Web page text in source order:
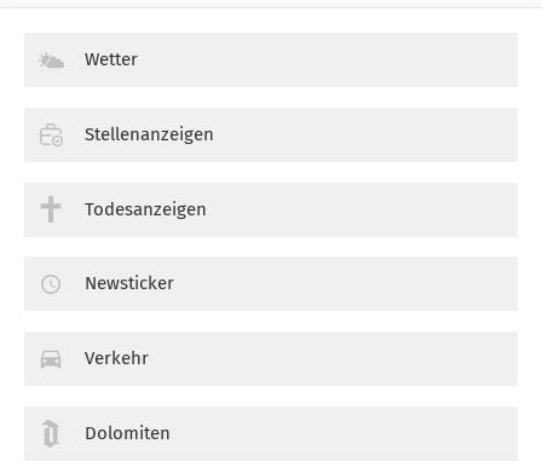
Wetter
Stellenanzeigen
Todesanzeigen
Newsticker
Verkehr
Dolomiten